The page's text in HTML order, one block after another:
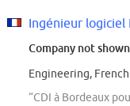
Ingénieur logiciel
Company not shown
Engineering, French
“CDI à Bordeaux